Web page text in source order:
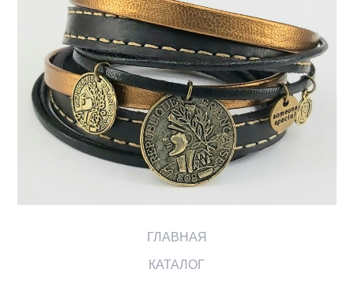
ГЛАВНАЯ
КАТАЛОГ